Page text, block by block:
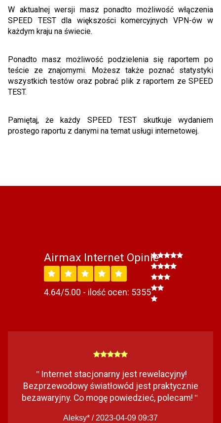
W aktualnej wersji masz ponadto możliwość włączenia
SPEED TEST dla większości komercyjnych VPN-ów w
każdym kraju na świecie.
Ponadto masz możliwość podzielenia się raportem po
teście ze znajomymi. Możesz także poznać statystyki
wszystkich testów oraz pobrać plik z raportem ze SPEED
TEST.
Pamiętaj, że każdy SPEED TEST skutkuje wydaniem
prostego raportu z danymi na temat usługi internetowej.
Airmax Internet Opinie
4.64/5.00 - ilość ocen: 5355
" Internet stacjonarny jest rewelacyjny!
Bezprzewodowy światłowód jest praktycznie
bezawaryjny. Co mogę powiedzieć, polecam! "
Aleksy* / 2023-04-09 09:37